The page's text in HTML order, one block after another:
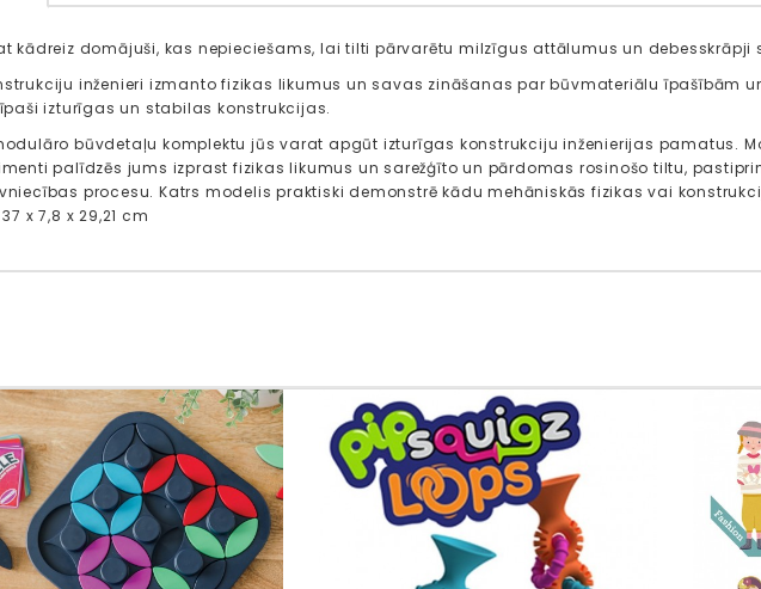
kādreiz domājuši, kas nepieciešams, lai tilti pārvarētu milzīgus attālumus un debesskrāpji
inženieri izmanto fizikas likumus un savas zināšanas par būvmateriālu īpašībām
izturīgas un stabilas konstrukcijas.
būvdetaļu komplektu jūs varat apgūt izturīgas konstrukciju inženierijas pamatus.
palīdzēs jums izprast fizikas likumus un sarežģīto un pārdomas rosinošo tiltu,
procesu. Katrs modelis praktiski demonstrē kādu mehāniskās fizikas vai
x 7,8 x 29,21 cm